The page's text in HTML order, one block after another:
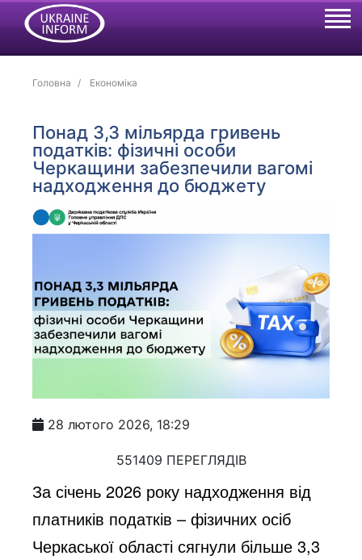
Головна Економіка
Понад 3,3 мільярда гривень
податків: фізичні особи
Черкащини забезпечили вагомі
надходження до бюджету
28 лютого 2026, 18:29
551409 ПЕРЕГЛЯДІВ
За січень 2026 року надходження від
платників податків – фізичних осіб
Черкаської області сягнули більше 3,3